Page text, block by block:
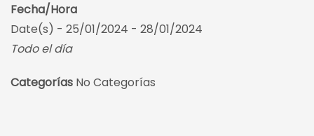
Fecha/Hora
Date(s) - 25/01/2024 - 28/01/2024
Todo el día
Categorías No Categorías